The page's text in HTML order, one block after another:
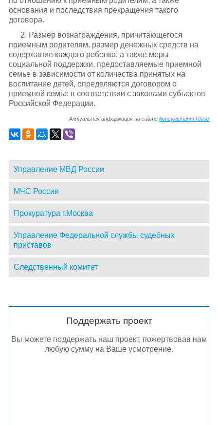
основания и последствия прекращения такого
договора.
2. Размер вознаграждения, причитающегося
приемным родителям, размер денежных средств на
содержание каждого ребенка, а также меры
социальной поддержки, предоставляемые приемной
семье в зависимости от количества принятых на
воспитание детей, определяются договором о
приемной семье в соответствии с законами субъектов
Российской Федерации.
Актуальная информация на сайтеКонсультант Плюс
Управление МВД России
МЧС России
Прокуратура г.Москва
Управление Федеральной службы судебных
приставов
Следственный комитет
Поддержать проект
Вы можете поддержать наш проект, пожертвовав нам
любую сумму на Ваше усмотрение.